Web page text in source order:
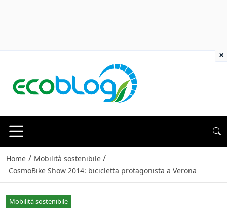
Home / Mobilità sostenibile /
CosmoBike Show 2014: bicicletta protagonista a Verona
Mobilità sostenibile
×